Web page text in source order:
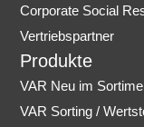
Corporate Social
Vertriebspartner
Produkte
VAR Neu im
VAR Sorting /